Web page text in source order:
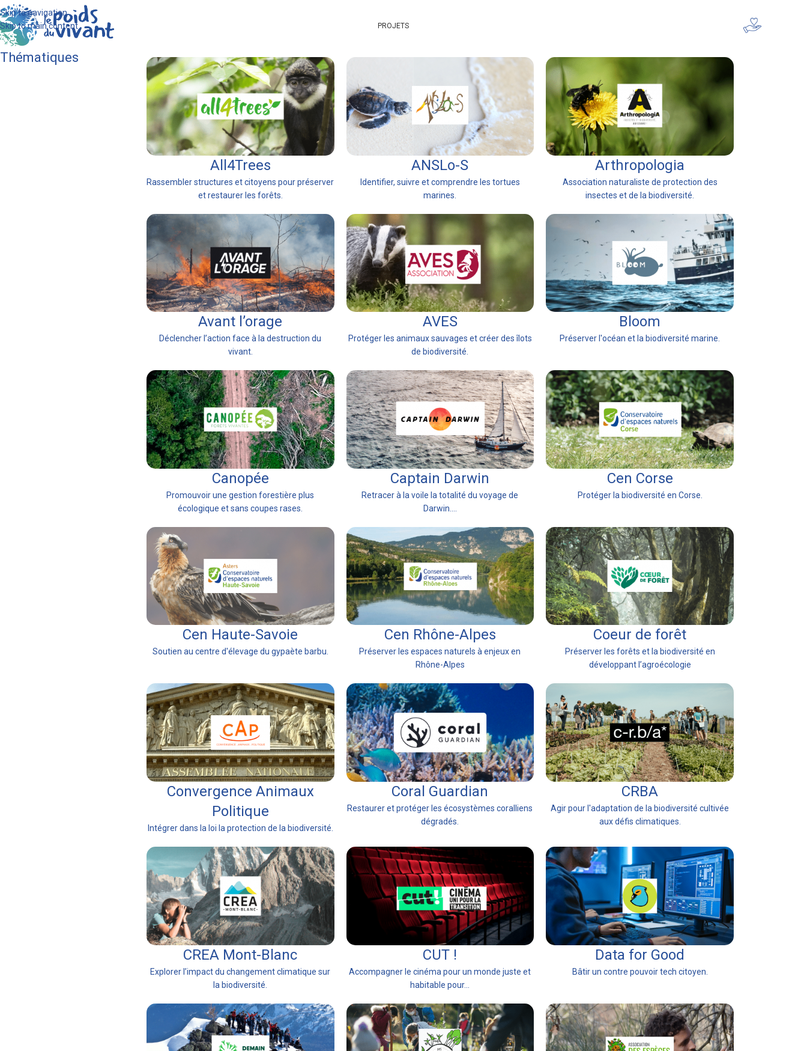
Skip to navigation
Skip to main content
PROJETS
Thématiques
All4Trees
Rassembler structures et citoyens pour préserver
et restaurer les forêts.
ANSLo-S
Identifier, suivre et comprendre les tortues
marines.
Arthropologia
Association naturaliste de protection des
insectes et de la biodiversité.
Avant l’orage
Déclencher l’action face à la destruction du
vivant.
AVES
Protéger les animaux sauvages et créer des îlots
de biodiversité.
Bloom
Préserver l'océan et la biodiversité marine.
Canopée
Promouvoir une gestion forestière plus
écologique et sans coupes rases.
Captain Darwin
Retracer à la voile la totalité du voyage de
Darwin....
Cen Corse
Protéger la biodiversité en Corse.
Cen Haute-Savoie
Soutien au centre d'élevage du gypaète barbu.
Cen Rhône-Alpes
Préserver les espaces naturels à enjeux en
Rhône-Alpes
Coeur de forêt
Préserver les forêts et la biodiversité en
développant l’agroécologie
Convergence Animaux
Politique
Intégrer dans la loi la protection de la biodiversité.
Coral Guardian
Restaurer et protéger les écosystèmes coralliens
dégradés.
CRBA
Agir pour l'adaptation de la biodiversité cultivée
aux défis climatiques.
CREA Mont-Blanc
Explorer l’impact du changement climatique sur
la biodiversité.
CUT !
Accompagner le cinéma pour un monde juste et
habitable pour...
Data for Good
Bâtir un contre pouvoir tech citoyen.